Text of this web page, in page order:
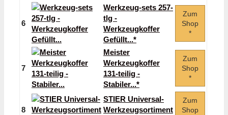
6
Werkzeug-sets 257-
tlg -
Werkzeugkoffer
Gefüllt...*
Zum
Shop
*
7
Meister
Werkzeugkoffer
131-teilig -
Stabiler...*
Zum
Shop
*
8
STIER Universal-
Werkzeugsortiment
Zum
Shop